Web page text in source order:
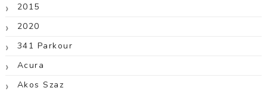
2015
2020
341 Parkour
Acura
Akos Szaz